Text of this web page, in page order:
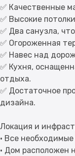
✅ Качественные
✅ Высокие
✅ Два санузла,
✅ Огороженная
✅ Навес над
✅ Кухня,
отдыха.
✅ Достаточное
дизайна.
Локация и
• Все
• Дом расположен